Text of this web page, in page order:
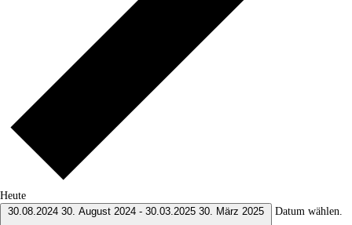
Heute
30.08.2024 30. August 2024 - 30.03.2025 30. März 2025 Datum wählen.